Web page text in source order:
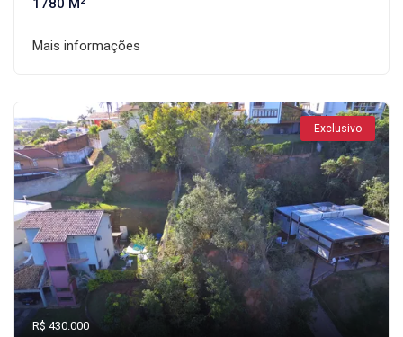
1780 M²
Mais informações
Exclusivo
R$ 430.000